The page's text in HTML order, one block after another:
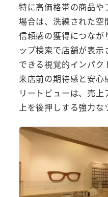
特に高価格帯の商品や
場合は、洗練された
信頼感の獲得につな
ップ検索で店舗が表
できる視覚的インパク
来店前の期待感と安
リートビューは、売
上を後押しする強力な